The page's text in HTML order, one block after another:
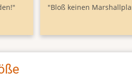
"Bloß keinen